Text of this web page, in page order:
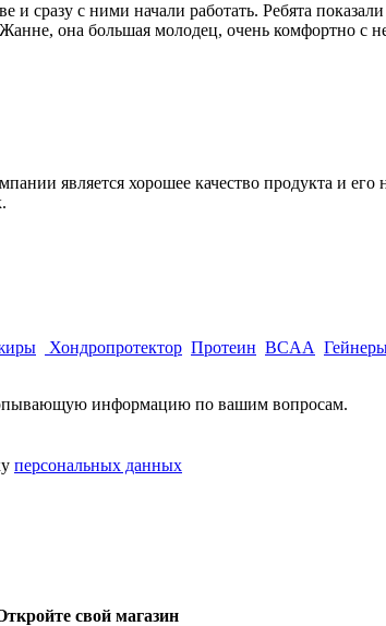
сразу с ними начали работать. Ребята
она большая молодец, очень комфортно
является хорошее качество продукта и
Хондропротектор Протеин BCAA
информацию по вашим вопросам.
персональных данных
свой магазин